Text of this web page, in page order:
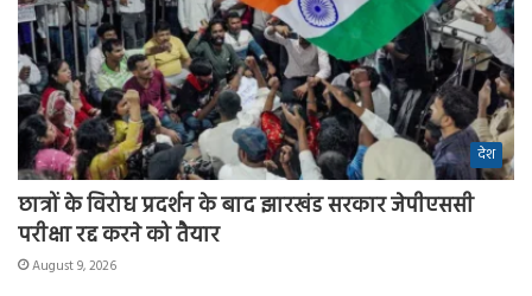
देश
छात्रों के विरोध प्रदर्शन के बाद झारखंड सरकार जेपीएससी
परीक्षा रद्द करने को तैयार
August 9, 2026